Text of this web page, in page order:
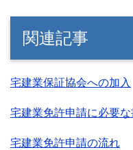
関連記事
宅建業保証協会への加入
宅建業免許申請に必要
宅建業免許申請の流れ